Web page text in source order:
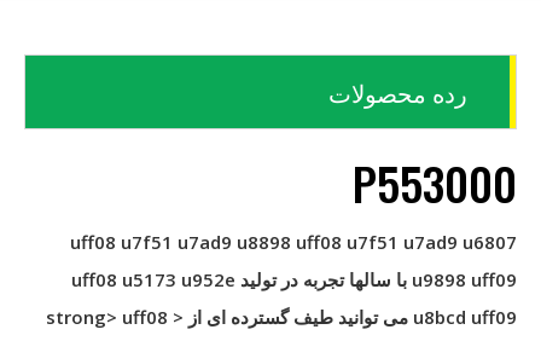
رده محصولات
P553000
uff08 u7f51 u7ad9 u8898 uff08 u7f51 u7ad9 u6807
u9898 uff09 با سالها تجربه در تولید uff08 u5173 u952e
u8bcd uff09
می توانید طیف گسترده ای از < strong> uff08